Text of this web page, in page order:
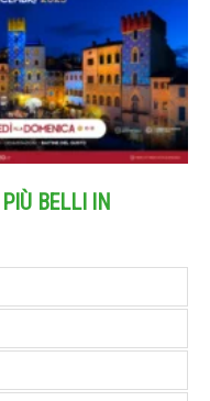
BELLI IN